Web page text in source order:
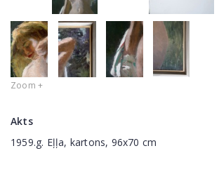
Zoom +
Akts
1959.g. Eļļa, kartons, 96x70 cm